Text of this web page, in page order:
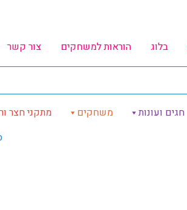
בלוג הוראות למשחקים צור קשר
חגים ועונות משחקים מתקני חצר